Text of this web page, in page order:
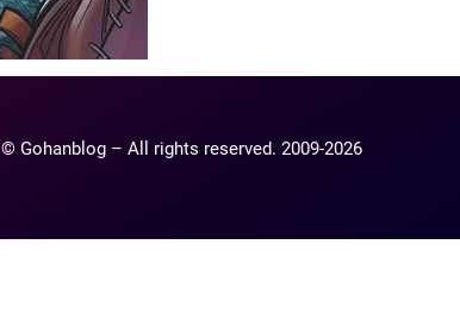
© Gohanblog – All rights reserved. 2009-2026